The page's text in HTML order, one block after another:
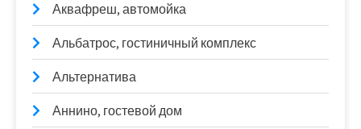
Аквафреш, автомойка
Альбатрос, гостиничный комплекс
Альтернатива
Аннино, гостевой дом